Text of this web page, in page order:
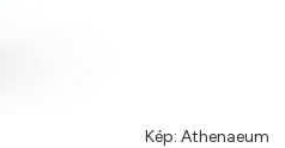
Kép: Athenaeum